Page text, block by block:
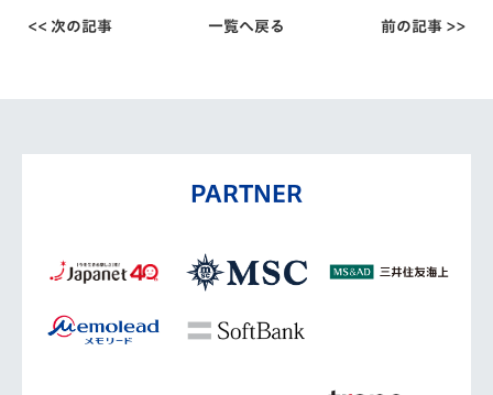
<< 次の記事 一覧へ戻る 前の記事 >>
PARTNER